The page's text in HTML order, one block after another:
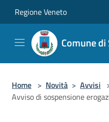
Regione Veneto
Comune
Home > Novità > Avvisi
Avviso di sospensione